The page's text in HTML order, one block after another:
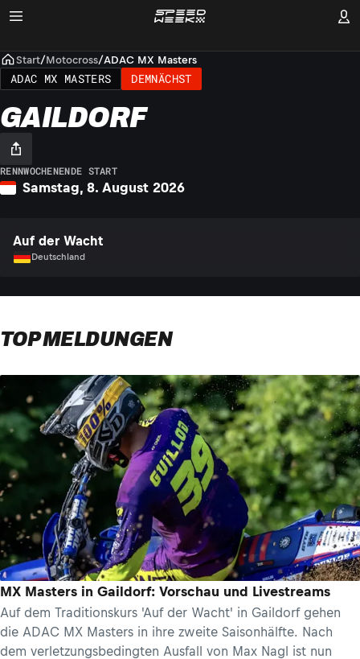
Start/Motocross/ADAC MX Masters
ADAC MX MASTERS DEMNÄCHST
GAILDORF
RENNWOCHENENDE START
Samstag, 8. August 2026
Auf der Wacht
Deutschland
TOP MELDUNGEN
MX Masters in Gaildorf: Vorschau und Livestreams
Auf dem Traditionskurs 'Auf der Wacht' in Gaildorf gehen
die ADAC MX Masters in ihre zweite Saisonhälfte. Nach
dem verletzungsbedingten Ausfall von Max Nagl ist nun